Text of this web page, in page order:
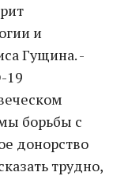
и
Гущина. -
19
борьбы с
донорство
трудно,